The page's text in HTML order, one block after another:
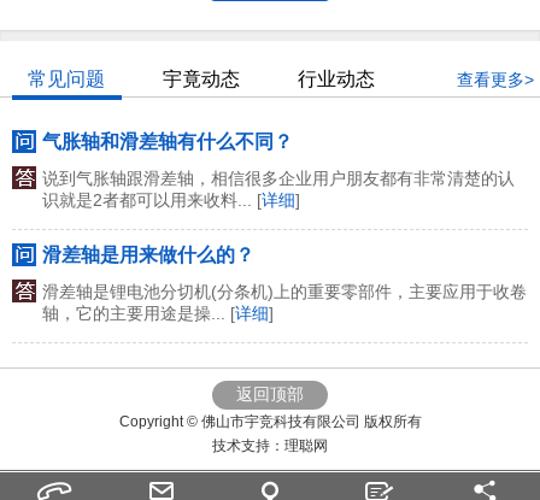
常见问题 宇竟动态 行业动态 查看更多>
气胀轴和滑差轴有什么不同？
说到气胀轴跟滑差轴，相信很多企业用户朋友都有非常清楚的认
识就是2者都可以用来收料... [详细]
滑差轴是用来做什么的？
滑差轴是锂电池分切机(分条机)上的重要零部件，主要应用于收卷
轴，它的主要用途是操... [详细]
返回顶部
Copyright © 佛山市宇竞科技有限公司 版权所有
技术支持： 理聪网